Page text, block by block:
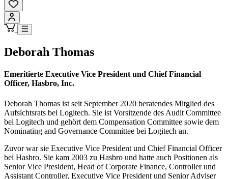
Deborah Thomas
Emeritierte Executive Vice President und Chief Financial
Officer, Hasbro, Inc.
Deborah Thomas ist seit September 2020 beratendes Mitglied des
Aufsichtsrats bei Logitech. Sie ist Vorsitzende des Audit Committee
bei Logitech und gehört dem Compensation Committee sowie dem
Nominating and Governance Committee bei Logitech an.
Zuvor war sie Executive Vice President und Chief Financial Officer
bei Hasbro. Sie kam 2003 zu Hasbro und hatte auch Positionen als
Senior Vice President, Head of Corporate Finance, Controller und
Assistant Controller, Executive Vice President und Senior Adviser